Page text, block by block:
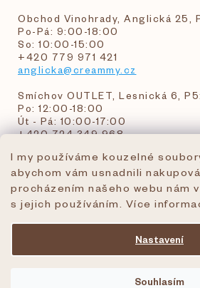
I my používáme kouzelné
abychom vám usnadnili
procházením našeho webu nám
s jejich používáním. Více
Nastavení
Souhlasím
Obchod Vinohrady, Anglická 25,
Po-Pá: 9:00-18:00
So: 10:00-15:00
+420 779 971 421
anglicka@creammy.cz
Smíchov OUTLET, Lesnická 6, P5:
Po: 12:00-18:00
Út - Pá: 10:00-17:00
+420 724 349 968
objednavky@creammy.cz
tel:+420 724 349 968